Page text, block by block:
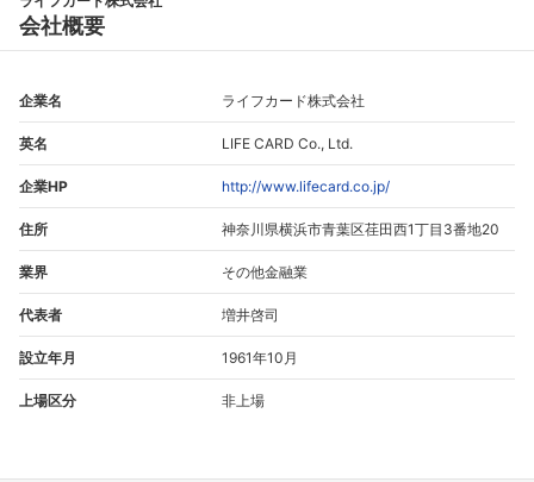
会社概要
企業名 ライフカード株式会社
英名 LIFE CARD Co., Ltd.
企業HP http://www.lifecard.co.jp/
住所 神奈川県横浜市青葉区荏田西1丁目3番地20
業界 その他金融業
代表者 増井啓司
設立年月 1961年10月
上場区分 非上場